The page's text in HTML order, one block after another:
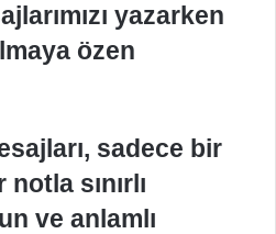
yazarken
özen
sadece bir
sınırlı
ve anlamlı